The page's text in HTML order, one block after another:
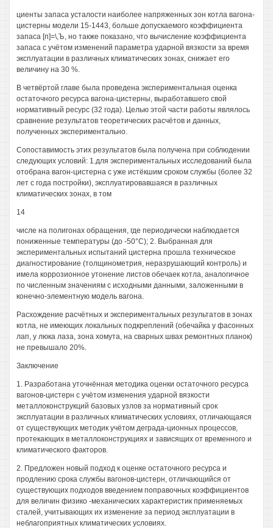
циенты запаса усталости наиболее напряженных зон котла вагона-
цистерны модели 15-1443, больше допускаемого коэффициента
запаса [п]=\,Ъ, но также показано, что вычисление коэффициента
запаса с учётом изменений параметра ударной вязкости за время
эксплуатации в различных климатических зонах, снижает его
величину на 30 %.
В четвёртой главе была проведена экспериментальная оценка
остаточного ресурса вагона-цистерны, выработавшего свой
нормативный ресурс (32 года). Целью этой части работы являлось
сравнение результатов теоретических расчётов и данных,
полученных экспериментально.
Сопоставимость этих результатов была получена при соблюдении
следующих условий: 1.для экспериментальных исследований была
отобрана вагон-цистерна с уже истёкшим сроком службы (более 32
лет с года постройки), эксплуатировавшаяся в различных
климатических зонах, в том
14
числе на полигонах обращения, где периодически наблюдается
пониженные температуры (до -50°С); 2. Выбранная для
экспериментальных испытаний цистерна прошла техническое
диагностирование (толщинометрия, неразрушающий контроль) и
имела коррозионное утонение листов обечаек котла, аналогичное
по численным значениям с исходными данными, заложенными в
конечно-элементную модель вагона.
Расхождение расчётных и экспериментальных результатов в зонах
котла, не имеющих локальных подкреплений (обечайка у фасонных
лап, у люка лаза, зона хомута, на сварных швах ремонтных планок)
не превышало 20%.
Заключение
1. Разработана уточнённая методика оценки остаточного ресурса
вагонов-цистерн с учётом изменения ударной вязкости
металлоконструкций базовых узлов за нормативный срок
эксплуатации в различных климатических условиях, отличающаяся
от существующих методик учётом деграда-ционных процессов,
протекающих в металлоконструкциях и зависящих от временного и
климатического факторов.
2. Предложен новый подход к оценке остаточного ресурса и
продлению срока службы вагонов-цистерн, отличающийся от
существующих подходов введением поправочных коэффициентов
для величин физико -механических характеристик применяемых
сталей, учитывающих их изменение за период эксплуатации в
неблагоприятных климатических условиях.